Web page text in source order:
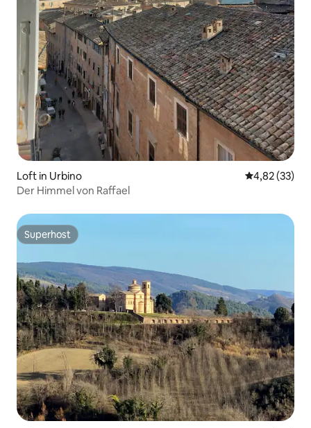
Loft in Urbino
4,82 (33)
Der Himmel von Raffael
Superhost
Superhost